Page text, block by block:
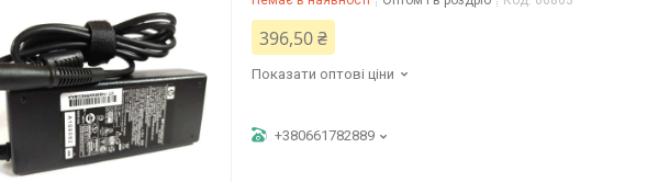
396,50 ₴
Показати оптові ціни
+380661782889